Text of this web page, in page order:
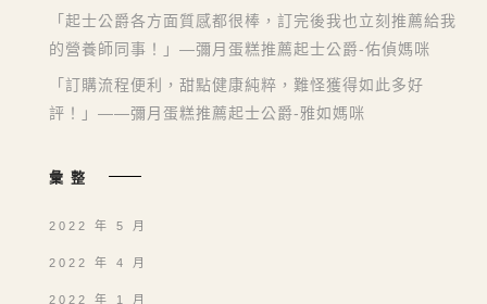
「起士公爵各方面質感都很棒，訂完後我也立刻推薦給我
的營養師同事！」—彌月蛋糕推薦起士公爵-佑偵媽咪
「訂購流程便利，甜點健康純粹，難怪獲得如此多好
評！」——彌月蛋糕推薦起士公爵-雅如媽咪
彙整
2022 年 5 月
2022 年 4 月
2022 年 1 月